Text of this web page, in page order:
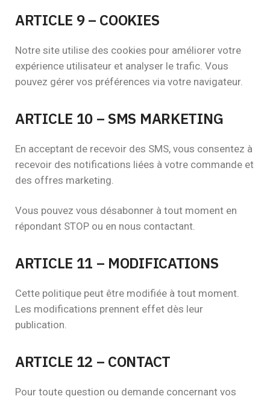
ARTICLE 9 – COOKIES
Notre site utilise des cookies pour améliorer votre
expérience utilisateur et analyser le trafic. Vous
pouvez gérer vos préférences via votre navigateur.
ARTICLE 10 – SMS MARKETING
En acceptant de recevoir des SMS, vous consentez à
recevoir des notifications liées à votre commande et
des offres marketing.
Vous pouvez vous désabonner à tout moment en
répondant STOP ou en nous contactant.
ARTICLE 11 – MODIFICATIONS
Cette politique peut être modifiée à tout moment.
Les modifications prennent effet dès leur
publication.
ARTICLE 12 – CONTACT
Pour toute question ou demande concernant vos